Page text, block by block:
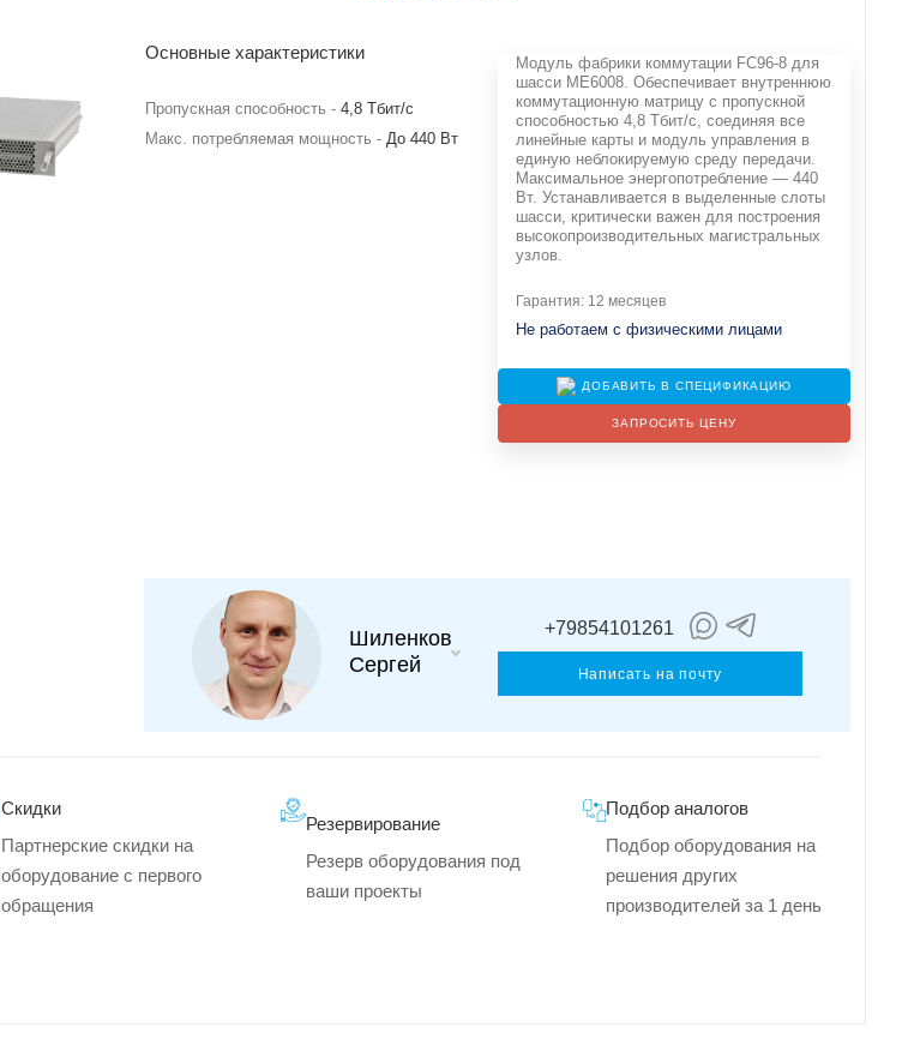
Основные характеристики
Пропускная способность - 4,8 Тбит/с
Макс. потребляемая мощность - До 440 Вт
Модуль фабрики коммутации FC96-8 для
шасси ME6008. Обеспечивает внутреннюю
коммутационную матрицу с пропускной
способностью 4,8 Тбит/с, соединяя все
линейные карты и модуль управления в
единую неблокируемую среду передачи.
Максимальное энергопотребление — 440
Вт. Устанавливается в выделенные слоты
шасси, критически важен для построения
высокопроизводительных магистральных
узлов.
Гарантия: 12 месяцев
Не работаем с физическими лицами
ДОБАВИТЬ В СПЕЦИФИКАЦИЮ
ЗАПРОСИТЬ ЦЕНУ
Шиленков
Сергей
+79854101261
Написать на почту
Скидки
Партнерские скидки на
оборудование с первого
обращения
Резервирование
Резерв оборудования под
ваши проекты
Подбор аналогов
Подбор оборудования на
решения других
производителей за 1 день